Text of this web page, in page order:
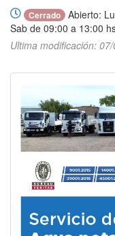
Cerrado
Abierto:
Sab de 09:00 a 13:00
Ultima modificación: